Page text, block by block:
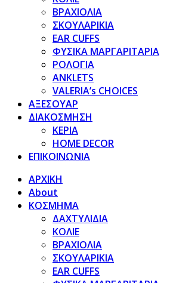
ΒΡΑΧΙΟΛΙΑ
ΣΚΟΥΛΑΡΙΚΙΑ
EAR CUFFS
ΦΥΣΙΚΑ ΜΑΡΓΑΡΙΤΑΡΙΑ
ΡΟΛΟΓΙΑ
ANKLETS
VALERIA’s CHOICES
ΑΞΕΣΟΥΑΡ
ΔΙΑΚΟΣΜΗΣΗ
ΚΕΡΙΑ
HOME DECOR
ΕΠΙΚΟΙΝΩΝΙΑ
ΑΡΧΙΚΗ
About
ΚΟΣΜΗΜΑ
ΔΑΧΤΥΛΙΔΙΑ
ΚΟΛΙΕ
ΒΡΑΧΙΟΛΙΑ
ΣΚΟΥΛΑΡΙΚΙΑ
EAR CUFFS